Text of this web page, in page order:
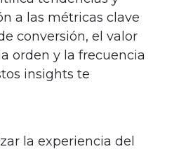
a las métricas clave
conversión, el valor
orden y la frecuencia
insights te
la experiencia del